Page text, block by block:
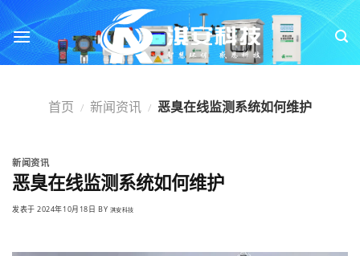
跳
转
到
内
首页 / 新闻资讯 / 恶臭在线监测系统如何维护
新闻资讯
恶臭在线监测系统如何维护
发表于2024年10月18日 BY 淇安科技